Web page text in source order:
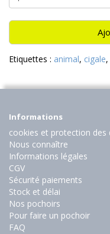
Etiquettes : animal, cigale,
Informations
cookies et protection des
Nous connaître
Informations légales
CGV
Sécurité paiements
Stock et délai
Nos pochoirs
Pour faire un pochoir
FAQ